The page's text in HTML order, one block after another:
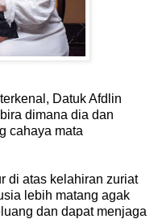
Datuk Afdlin
dimana dia dan
cahaya mata
di atas kelahiran zuriat
lebih matang agak
dan dapat menjaga